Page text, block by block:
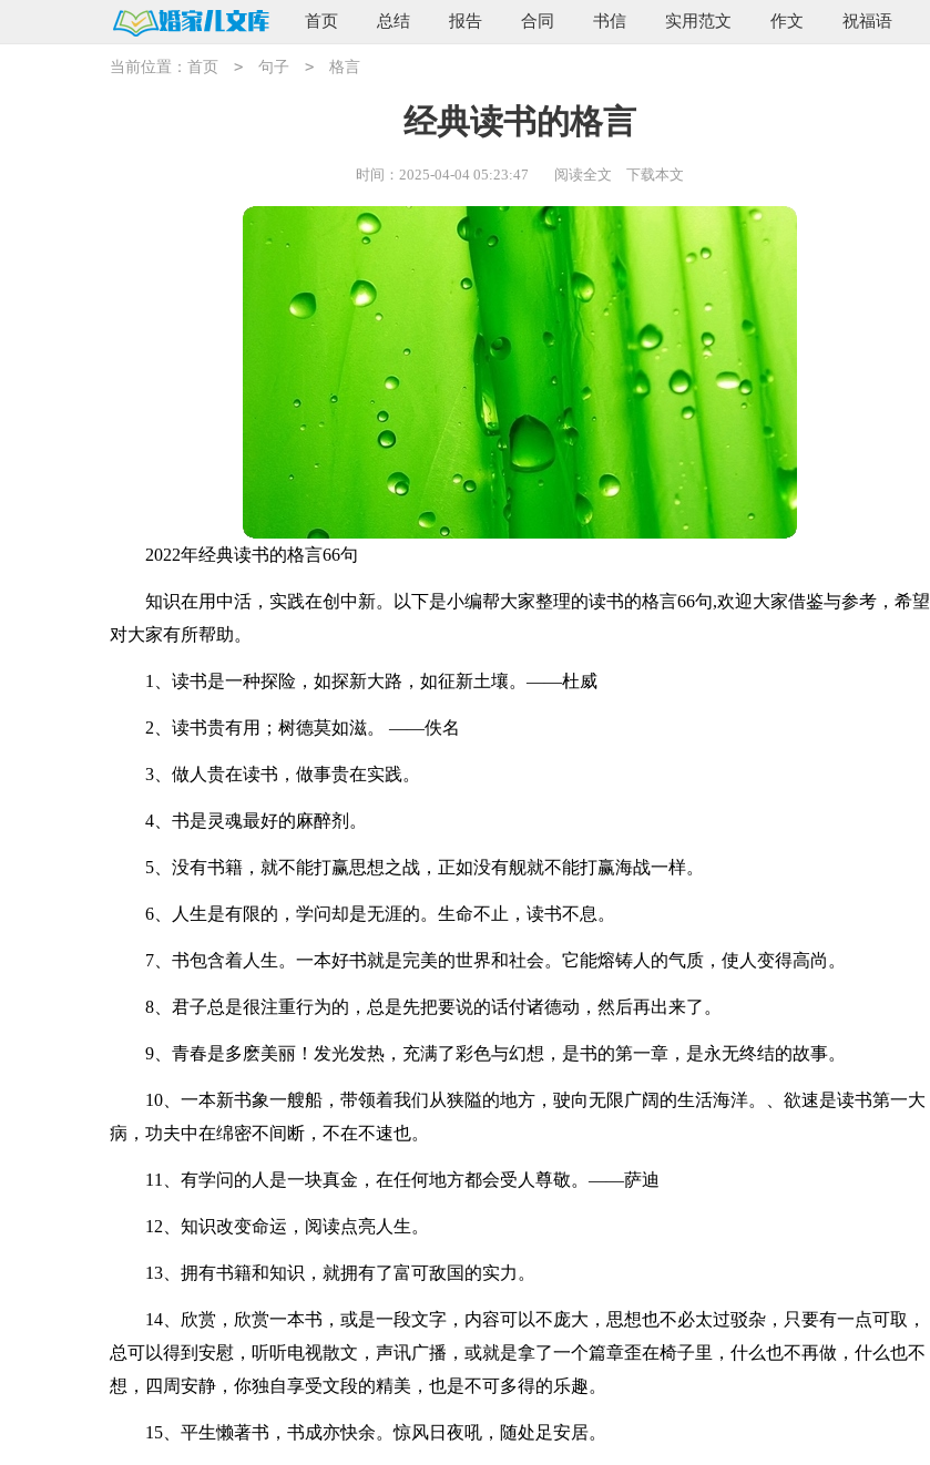
首页 总结 报告 合同 书信 实用范文 作文 祝福语
当前位置： 首页 > 句子 > 格言
经典读书的格言
时间：2025-04-04 05:23:47 阅读全文 下载本文
2022年经典读书的格言66句
知识在用中活，实践在创中新。以下是小编帮大家整理的读书的格言66句,欢迎大家借鉴与参考，希望
对大家有所帮助。
1、读书是一种探险，如探新大路，如征新土壤。——杜威
2、读书贵有用；树德莫如滋。 ——佚名
3、做人贵在读书，做事贵在实践。
4、书是灵魂最好的麻醉剂。
5、没有书籍，就不能打赢思想之战，正如没有舰就不能打赢海战一样。
6、人生是有限的，学问却是无涯的。生命不止，读书不息。
7、书包含着人生。一本好书就是完美的世界和社会。它能熔铸人的气质，使人变得高尚。
8、君子总是很注重行为的，总是先把要说的话付诸德动，然后再出来了。
9、青春是多麽美丽！发光发热，充满了彩色与幻想，是书的第一章，是永无终结的故事。
10、一本新书象一艘船，带领着我们从狭隘的地方，驶向无限广阔的生活海洋。、欲速是读书第一大
病，功夫中在绵密不间断，不在不速也。
11、有学问的人是一块真金，在任何地方都会受人尊敬。——萨迪
12、知识改变命运，阅读点亮人生。
13、拥有书籍和知识，就拥有了富可敌国的实力。
14、欣赏，欣赏一本书，或是一段文字，内容可以不庞大，思想也不必太过驳杂，只要有一点可取，
总可以得到安慰，听听电视散文，声讯广播，或就是拿了一个篇章歪在椅子里，什么也不再做，什么也不
想，四周安静，你独自享受文段的精美，也是不可多得的乐趣。
15、平生懒著书，书成亦快余。惊风日夜吼，随处足安居。